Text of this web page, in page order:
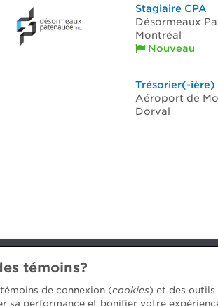
Stagiaire CPA
Désormeaux
Montréal
Nouveau
Trésorier(-
Aéroport de
Dorval
témoins?
de connexion (cookies) et des outils
sa performance et bonifier votre